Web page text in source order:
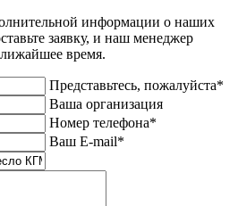
информации о наших
заявку, и наш менеджер
время.
Представьтесь, пожалуйста*
Ваша организация
Номер телефона*
Ваш E-mail*